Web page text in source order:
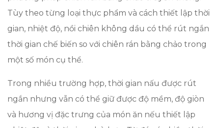
Tùy theo từng loại thực phẩm và cách thiết lập thời
gian, nhiệt độ, nồi chiên không dầu có thể rút ngắn
thời gian chế biến so với chiên rán bằng chảo trong
một số món cụ thể.
Trong nhiều trường hợp, thời gian nấu được rút
ngắn nhưng vẫn có thể giữ được độ mềm, độ giòn
và hương vị đặc trưng của món ăn nếu thiết lập